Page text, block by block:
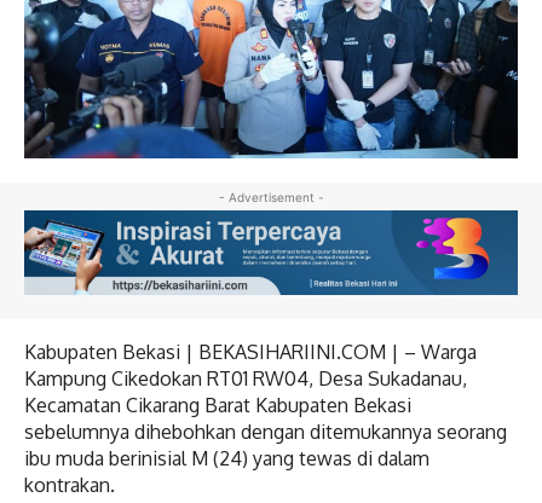
- Advertisement -
Kabupaten Bekasi | BEKASIHARIINI.COM | – Warga
Kampung Cikedokan RT01 RW04, Desa Sukadanau,
Kecamatan Cikarang Barat Kabupaten Bekasi
sebelumnya dihebohkan dengan ditemukannya seorang
ibu muda berinisial M (24) yang tewas di dalam
kontrakan.